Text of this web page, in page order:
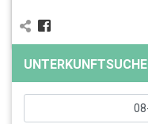
UNTERKUNFTSUCHE